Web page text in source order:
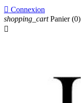
 Connexion
shopping_cart Panier (0)
